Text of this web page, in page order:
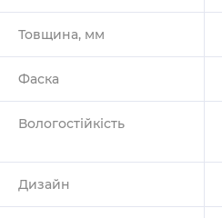
Товщина, мм
Фаска
Вологостійкість
Дизайн